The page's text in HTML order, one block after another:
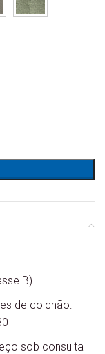
B)
de colchão:
sob consulta